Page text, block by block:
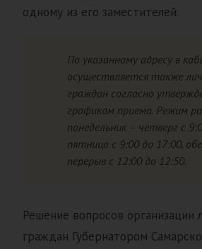
одному из его заместителей.
По указанному адресу в
осуществляется также
граждан согласно
графикам приема. Режим
понедельник – четверг с
пятница с 9:00 до 17:00,
перерыв с 12:00 до 12:50.
Решение вопросов организации
граждан Губернатором